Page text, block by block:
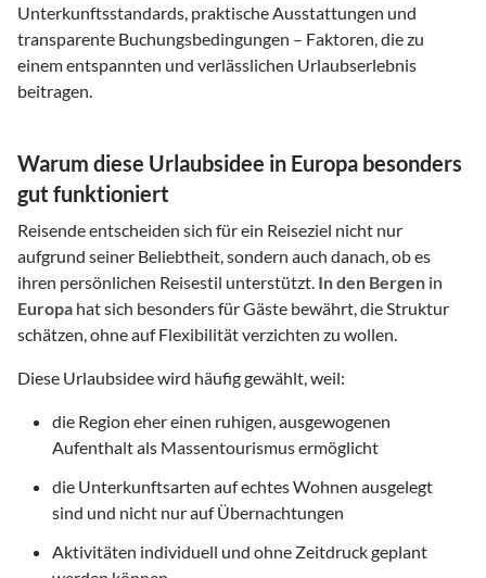
Unterkunftsstandards, praktische Ausstattungen und
transparente Buchungsbedingungen – Faktoren, die zu
einem entspannten und verlässlichen Urlaubserlebnis
beitragen.
Warum diese Urlaubsidee in Europa besonders
gut funktioniert
Reisende entscheiden sich für ein Reiseziel nicht nur
aufgrund seiner Beliebtheit, sondern auch danach, ob es
ihren persönlichen Reisestil unterstützt. In den Bergen in
Europa hat sich besonders für Gäste bewährt, die Struktur
schätzen, ohne auf Flexibilität verzichten zu wollen.
Diese Urlaubsidee wird häufig gewählt, weil:
die Region eher einen ruhigen, ausgewogenen
Aufenthalt als Massentourismus ermöglicht
die Unterkunftsarten auf echtes Wohnen ausgelegt
sind und nicht nur auf Übernachtungen
Aktivitäten individuell und ohne Zeitdruck geplant